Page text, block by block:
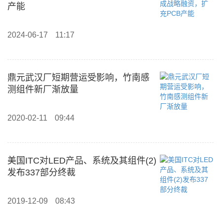
产能
2024-06-17 11:17
鼎元武汉厂短期营运受影响，竹南感
测组件新厂渐放量
2020-02-11 09:44
美国ITC对LED产品、系统及其组件(2)
发布337部分终裁
2019-12-09 08:43